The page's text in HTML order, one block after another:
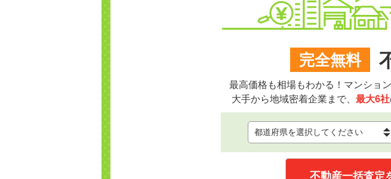
完全無料
最高価格も相場もわかる！マンショ
大手から地域密着企業まで、 最大6社
不動産一括査定